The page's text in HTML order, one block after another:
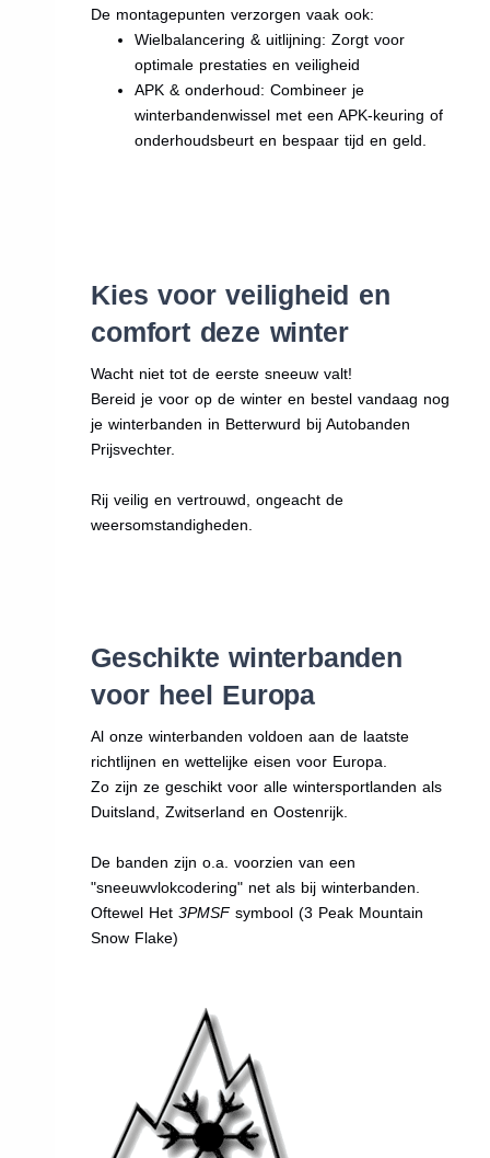
De montagepunten verzorgen vaak ook:
Wielbalancering & uitlijning: Zorgt voor
optimale prestaties en veiligheid
APK & onderhoud: Combineer je
winterbandenwissel met een APK-keuring of
onderhoudsbeurt en bespaar tijd en geld.
Kies voor veiligheid en
comfort deze winter
Wacht niet tot de eerste sneeuw valt!
Bereid je voor op de winter en bestel vandaag nog
je winterbanden in Betterwurd bij Autobanden
Prijsvechter.
Rij veilig en vertrouwd, ongeacht de
weersomstandigheden.
Geschikte winterbanden
voor heel Europa
Al onze winterbanden voldoen aan de laatste
richtlijnen en wettelijke eisen voor Europa.
Zo zijn ze geschikt voor alle wintersportlanden als
Duitsland, Zwitserland en Oostenrijk.
De banden zijn o.a. voorzien van een
"sneeuwvlokcodering" net als bij winterbanden.
Oftewel Het3PMSFsymbool (3 Peak Mountain
Snow Flake)